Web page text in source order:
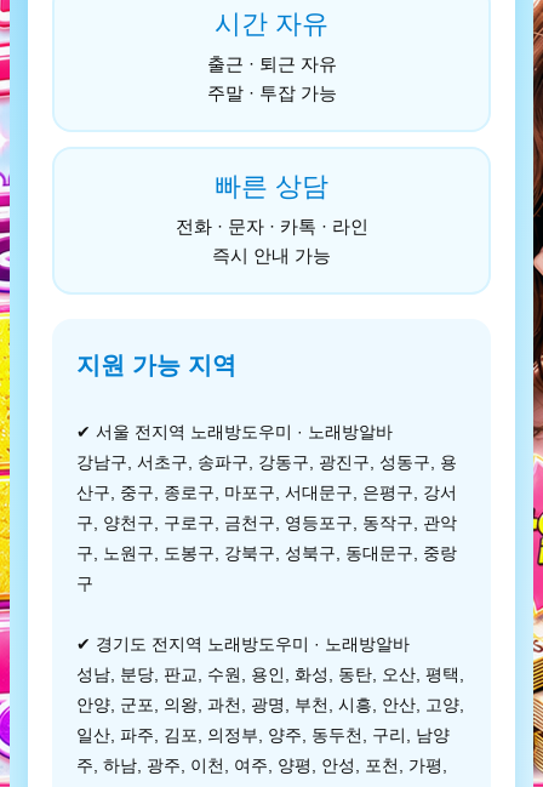
시간 자유
출근 · 퇴근 자유
주말 · 투잡 가능
빠른 상담
전화 · 문자 · 카톡 · 라인
즉시 안내 가능
지원 가능 지역
✔ 서울 전지역 노래방도우미 · 노래방알바
강남구, 서초구, 송파구, 강동구, 광진구, 성동구, 용
산구, 중구, 종로구, 마포구, 서대문구, 은평구, 강서
구, 양천구, 구로구, 금천구, 영등포구, 동작구, 관악
구, 노원구, 도봉구, 강북구, 성북구, 동대문구, 중랑
구
✔ 경기도 전지역 노래방도우미 · 노래방알바
성남, 분당, 판교, 수원, 용인, 화성, 동탄, 오산, 평택,
안양, 군포, 의왕, 과천, 광명, 부천, 시흥, 안산, 고양,
일산, 파주, 김포, 의정부, 양주, 동두천, 구리, 남양
주, 하남, 광주, 이천, 여주, 양평, 안성, 포천, 가평,